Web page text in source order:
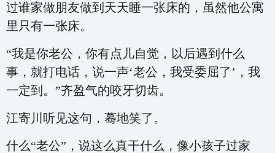
过谁家做朋友做到天天睡一张床的，虽然他公寓
里只有一张床。
“我是你老公，你有点儿自觉，以后遇到什么
事，就打电话，说一声‘老公，我受委屈了’，我
一定到。”齐盈气的咬牙切齿。
江寄川听见这句，蓦地笑了。
什么“老公”，说这么真干什么，像小孩子过家